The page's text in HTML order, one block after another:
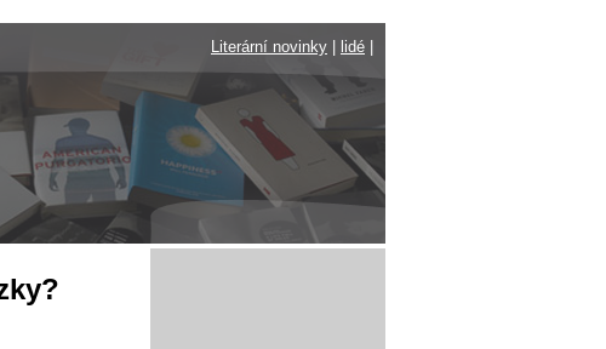
Literární novinky
lidé